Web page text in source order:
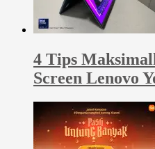
4 Tips
Screen Lenovo